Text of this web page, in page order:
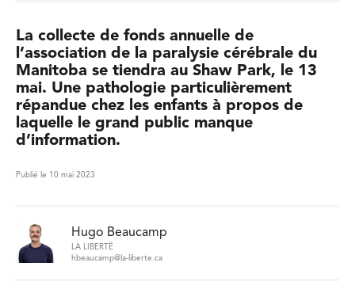
La collecte de fonds annuelle de
l’association de la paralysie cérébrale du
Manitoba se tiendra au Shaw Park, le 13
mai. Une pathologie particulièrement
répandue chez les enfants à propos de
laquelle le grand public manque
d’information.
Publié le 10 mai 2023
Hugo Beaucamp
LA LIBERTÉ
hbeaucamp@la-liberte.ca